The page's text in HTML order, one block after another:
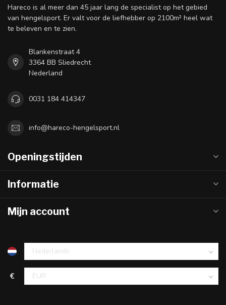
Hareco is al meer dan 45 jaar lang de specialist op het gebied
van hengelsport. Er valt voor de liefhebber op 2100m² heel wat
te beleven en te zien.
Blankenstraat 4
3364 BB Sliedrecht
Nederland
0031 184 414347
info@hareco-hengelsport.nl
Openingstijden
Informatie
Mijn account
€